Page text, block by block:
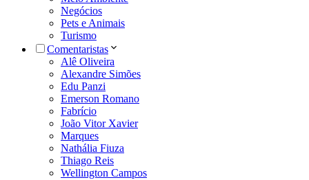
Negócios
Pets e Animais
Turismo
Comentaristas
Alê Oliveira
Alexandre Simões
Edu Panzi
Emerson Romano
Fabrício
João Vitor Xavier
Marques
Nathália Fiuza
Thiago Reis
Wellington Campos